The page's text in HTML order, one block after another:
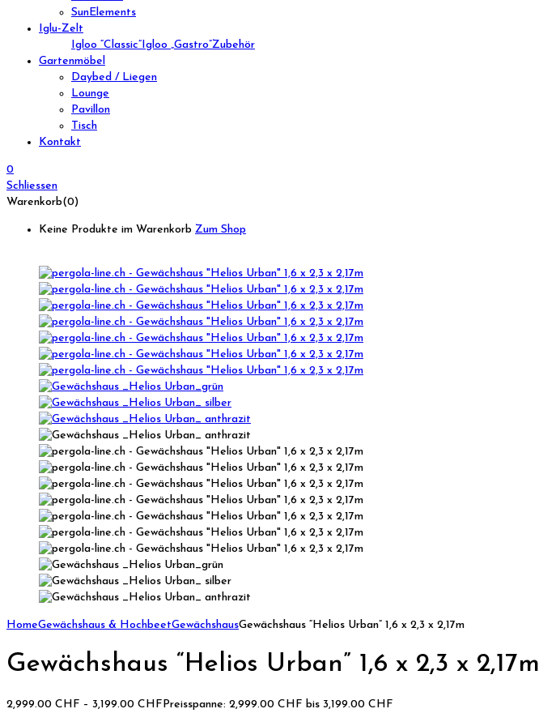
SunElements
Iglu-Zelt
Igloo “Classic” Igloo „Gastro”Zubehör
Gartenmöbel
Daybed / Liegen
Lounge
Pavillon
Tisch
Kontakt
0
Schliessen
Warenkorb(0)
Keine Produkte im Warenkorb Zum Shop
HomeGewächshaus & HochbeetGewächshausGewächshaus “Helios Urban” 1,6 x 2,3 x 2,17m
Gewächshaus “Helios Urban” 1,6 x 2,3 x 2,17m
2,999.00 CHF – 3,199.00 CHF Preisspanne: 2,999.00 CHF bis 3,199.00 CHF